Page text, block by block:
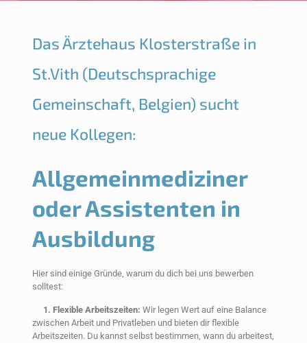
Das Ärztehaus Klosterstraße in
St.Vith (Deutschsprachige
Gemeinschaft, Belgien) sucht
neue Kollegen:
Allgemeinmediziner
oder Assistenten in
Ausbildung
Hier sind einige Gründe, warum du dich bei uns bewerben
solltest:
1. Flexible Arbeitszeiten: Wir legen Wert auf eine Balance
zwischen Arbeit und Privatleben und bieten dir flexible
Arbeitszeiten. Du kannst selbst bestimmen, wann du arbeitest,